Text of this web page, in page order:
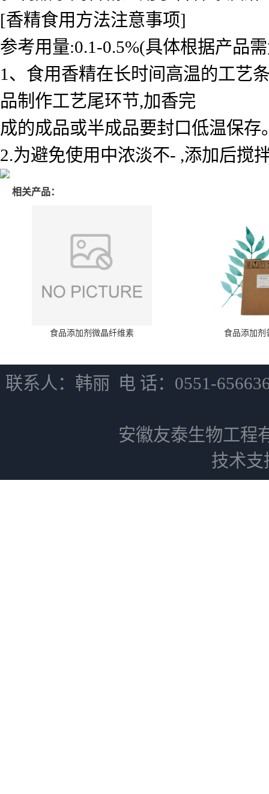
[香精食用方法注意事项]
参考用量:0.1-0.5%(具体根据产品
1、食用香精在长时间高温的工艺
品制作工艺尾环节,加香完
成的成品或半成品要封口低温保存
2.为避免使用中浓淡不- ,添加后搅
相关产品：
食品添加剂微晶纤维素 食品添加剂
联系人：韩丽 电 话：0551-
安徽友泰生物工程
技术